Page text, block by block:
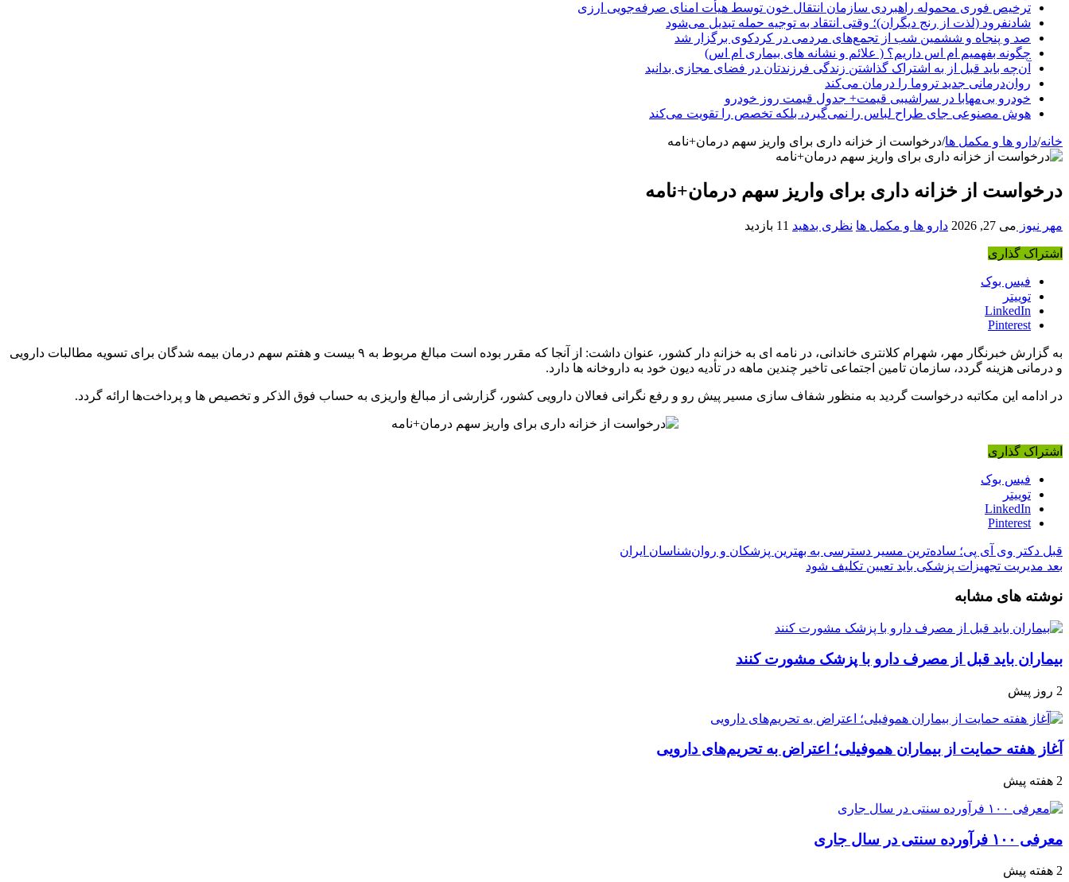
ترخیص فوری محموله راهبردی سازمان انتقال خون توسط هیأت امنای صرفه‌جویی ارزی
شادنفرود (لذت از رنج دیگران)؛ وقتی انتقاد به توجیه حمله تبدیل می‌شود
صد و پنجاه‌ و ششمین شب از تجمع‌های مردمی در کردکوی برگزار شد
چگونه بفهمیم ام اس داریم؟ ( علائم و نشانه های بیماری ام اس)
آن‌چه باید قبل از به اشتراک گذاشتن زندگی فرزندتان در فضای مجازی بدانید
روان‌درمانی جدید تروما را درمان می‌کند
خودرو بی‌مهابا در سراشیبی قیمت+ جدول قیمت روز خودرو
هوش مصنوعی جای طراح لباس را نمی‌گیرد، بلکه تخصص را تقویت می‌کند
خانه/دارو ها و مکمل ها/درخواست از خزانه داری برای واریز سهم درمان+نامه
درخواست از خزانه داری برای واریز سهم درمان+نامه
مهر نیوز می 27, 2026 دارو ها و مکمل ها نظری بدهید 11 بازدید
اشتراک گذاری
فیس بوک
توییتر
LinkedIn
Pinterest
به گزارش خبرنگار مهر، شهرام کلانتری خاندانی، در نامه ای به خزانه دار کشور، عنوان داشت: از آنجا که مقرر بوده است مبالغ مربوط به ۹ بیست و هفتم سهم درمان بیمه شدگان برای تسویه مطالبات دارویی
و درمانی هزینه گردد، سازمان تامین اجتماعی تاخیر چندین ماهه در تأدیه دیون خود به داروخانه ها دارد.
در ادامه این مکاتبه درخواست گردید به منظور شفاف سازی مسیر پیش رو و رفع نگرانی فعالان دارویی کشور، گزارشی از مبالغ واریزی به حساب فوق الذکر و تخصیص ها و پرداخت‌ها ارائه گردد.
اشتراک گذاری
فیس بوک
توییتر
LinkedIn
Pinterest
قبل دکتر وی آی پی؛ ساده‌ترین مسیر دسترسی به بهترین پزشکان و روان‌شناسان ایران
بعد مدیریت تجهیزات پزشکی باید تعیین تکلیف شود
نوشته های مشابه
بیماران باید قبل از مصرف دارو با پزشک مشورت کنند
2 روز پیش
آغاز هفته حمایت از بیماران هموفیلی؛ اعتراض به تحریم‌های دارویی
2 هفته پیش
معرفی ۱۰۰ فرآورده سنتی در سال جاری
2 هفته پیش